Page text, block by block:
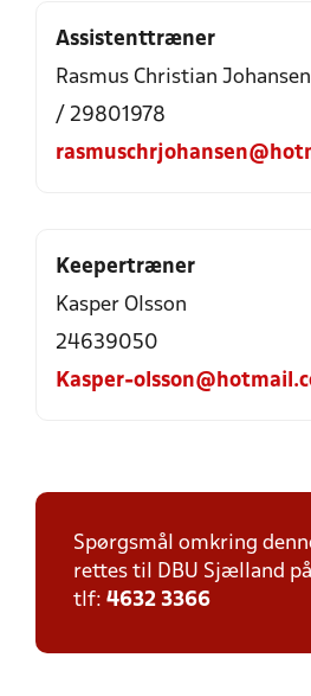
Assistenttræner
Rasmus Christian Johansen
/ 29801978
Keepertræner
Kasper Olsson
24639050
Kasper-
Spørgsmål omkring
rettes til DBU Sjælland på
tlf: 4632 3366